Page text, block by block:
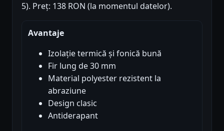
5). Preț: 138 RON (la momentul datelor).
Avantaje
Izolație termică și fonică bună
Fir lung de 30 mm
Material polyester rezistent la
abraziune
Design clasic
Antiderapant